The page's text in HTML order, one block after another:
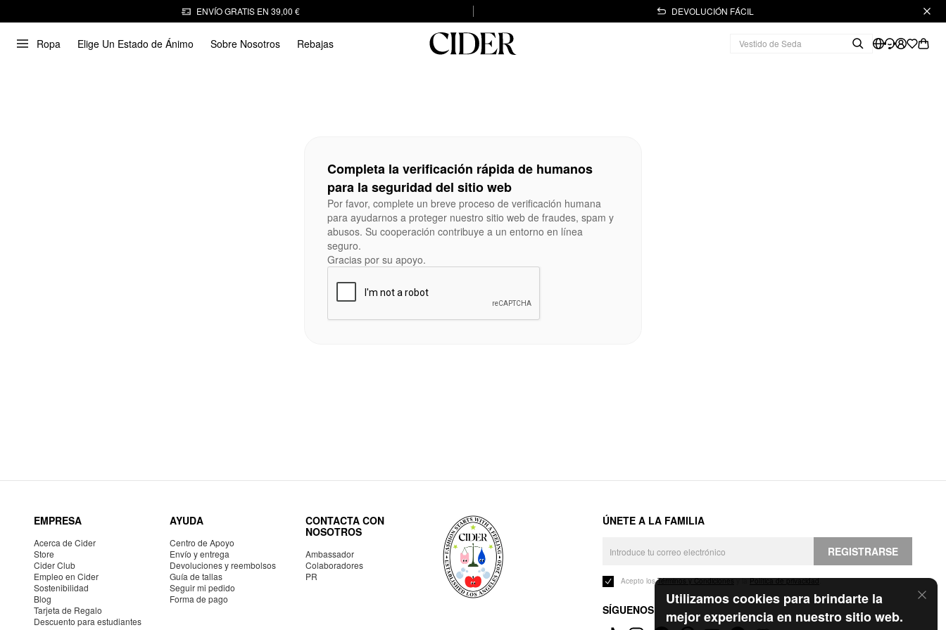
ENVÍO GRATIS EN 39,00 € DEVOLUCIÓN FÁCIL
Ropa Elige Un Estado de Ánimo Sobre Nosotros Rebajas
Utilizamos cookies para brindarte la
mejor experiencia en nuestro sitio web.
Completa la verificación rápida de humanos
para la seguridad del sitio web
Por favor, complete un breve proceso de verificación humana
para ayudarnos a proteger nuestro sitio web de fraudes, spam y
abusos. Su cooperación contribuye a un entorno en línea
seguro.
Gracias por su apoyo.
EMPRESA
Acerca de Cider
Store
Cider Club
Empleo en Cider
Sostenibilidad
Blog
Tarjeta de Regalo
Descuento para estudiantes
AYUDA
Centro de Apoyo
Envío y entrega
Devoluciones y reembolsos
Guía de tallas
Seguir mi pedido
Forma de pago
CONTACTA CON
NOSOTROS
Ambassador
Colaboradores
PR
ÚNETE A LA FAMILIA
REGISTRARSE
Acepto losTérminos y Condicionesy laPolítica de privacidad.
SÍGUENOS